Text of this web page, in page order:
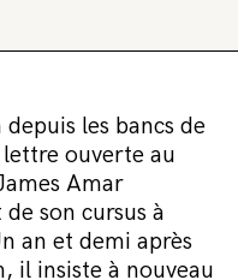
les bancs de
ouverte au
Amar
son cursus à
an et demi après
il insiste à nouveau
vise à nous affaiblir et,
avec un premier
pack